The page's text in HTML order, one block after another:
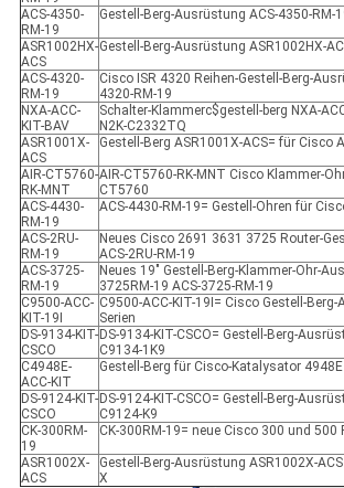
ACS-4350-
RM-19
Gestell-Berg-Ausrüstung ACS-4350-RM-
ASR1002HX-
ACS
Gestell-Berg-Ausrüstung ASR1002HX-
ACS-4320-
RM-19
Cisco ISR 4320 Reihen-Gestell-Berg-
4320-RM-19
NXA-ACC-
KIT-BAV
Schalter-Klammerc$gestell-berg NXA-
N2K-C2332TQ
ASR1001X-
ACS
Gestell-Berg ASR1001X-ACS= für Cisco
AIR-CT5760-
RK-MNT
AIR-CT5760-RK-MNT Cisco Klammer-
CT5760
ACS-4430-
RM-19
ACS-4430-RM-19= Gestell-Ohren für
ACS-2RU-
RM-19
Neues Cisco 2691 3631 3725 Router-
ACS-2RU-RM-19
ACS-3725-
RM-19
Neues 19" Gestell-Berg-Klammer-Ohr-
3725RM-19 ACS-3725-RM-19
C9500-ACC-
KIT-19I
C9500-ACC-KIT-19I= Cisco Gestell-
Serien
DS-9134-KIT-
CSCO
DS-9134-KIT-CSCO= Gestell-Berg-
C9134-1K9
C4948E-
ACC-KIT
Gestell-Berg für Cisco-Katalysator 4948E
DS-9124-KIT-
CSCO
DS-9124-KIT-CSCO= Gestell-Berg-
C9124-K9
CK-300RM-
19
CK-300RM-19= neue Cisco 300 und 500
ASR1002X-
ACS
Gestell-Berg-Ausrüstung ASR1002X-
X